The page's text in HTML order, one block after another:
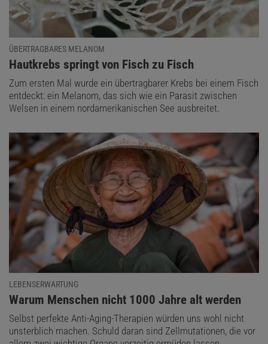
ÜBERTRAGBARES MELANOM
:
Hautkrebs springt von Fisch zu Fisch
Zum ersten Mal wurde ein übertragbarer Krebs bei einem Fisch
entdeckt: ein Melanom, das sich wie ein Parasit zwischen
Welsen in einem nordamerikanischen See ausbreitet.
LEBENSERWARTUNG
:
Warum Menschen nicht 1000 Jahre alt werden
Selbst perfekte Anti-Aging-Therapien würden uns wohl nicht
unsterblich machen. Schuld daran sind Zellmutationen, die vor